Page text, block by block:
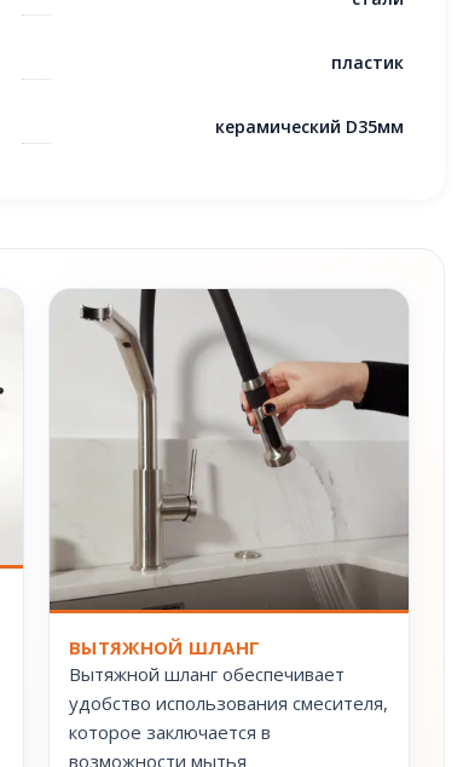
пластик
керамический D35мм
ВЫТЯЖНОЙ ШЛАНГ
Вытяжной шланг обеспечивает
удобство использования смесителя,
которое заключается в
возможности мытья